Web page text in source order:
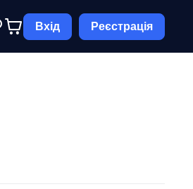
Вхід Реєстрація